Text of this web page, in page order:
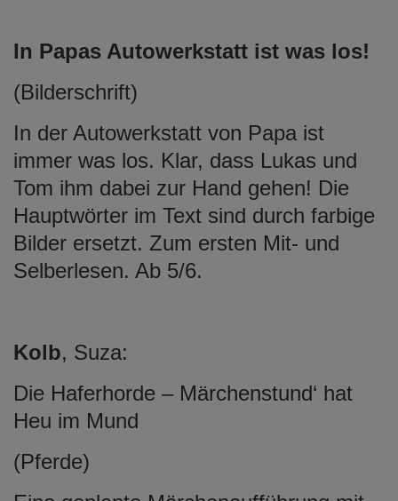
In Papas Autowerkstatt ist was los!
(Bilderschrift)
In der Autowerkstatt von Papa ist
immer was los. Klar, dass Lukas und
Tom ihm dabei zur Hand gehen! Die
Hauptwörter im Text sind durch farbige
Bilder ersetzt. Zum ersten Mit- und
Selberlesen. Ab 5/6.
Kolb, Suza:
Die Haferhorde – Märchenstund‘ hat
Heu im Mund
(Pferde)